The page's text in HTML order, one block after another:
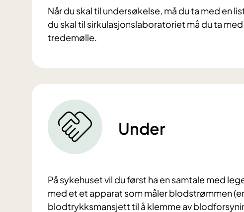
Når du skal til undersøkelse, må du ta med en
du skal til sirkulasjonslaboratoriet må du ta
tredemølle.
Under
På sykehuset vil du først ha en samtale med
med et et apparat som måler blodstrømmen
blodtrykksmansjett til å klemme av